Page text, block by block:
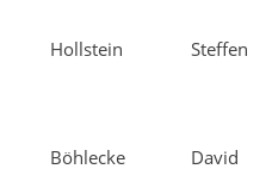
Hollstein Steffen
Böhlecke David